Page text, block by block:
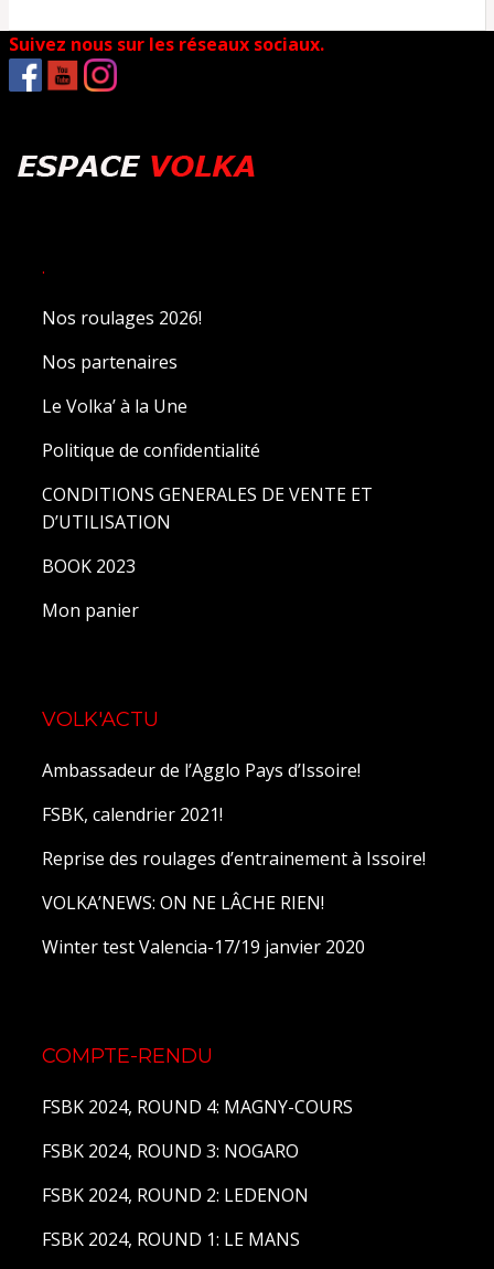
Suivez nous sur les réseaux sociaux.
.
Nos roulages 2026!
Nos partenaires
Le Volka’ à la Une
Politique de confidentialité
CONDITIONS GENERALES DE VENTE ET
D’UTILISATION
BOOK 2023
Mon panier
VOLK'ACTU
Ambassadeur de l’Agglo Pays d’Issoire!
FSBK, calendrier 2021!
Reprise des roulages d’entrainement à Issoire!
VOLKA’NEWS: ON NE LÂCHE RIEN!
Winter test Valencia-17/19 janvier 2020
COMPTE-RENDU
FSBK 2024, ROUND 4: MAGNY-COURS
FSBK 2024, ROUND 3: NOGARO
FSBK 2024, ROUND 2: LEDENON
FSBK 2024, ROUND 1: LE MANS